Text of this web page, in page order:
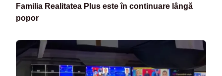
Familia Realitatea Plus este în continuare lângă
popor